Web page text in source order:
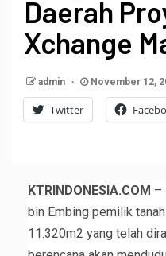
Daerah
Xchange
admin November 12,
Twitter
KTRINDONESIA.COM –
bin Embing pemilik
11.320m2 yang telah